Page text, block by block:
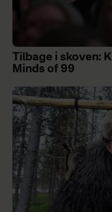
Tilbage i skoven:
Minds of 99